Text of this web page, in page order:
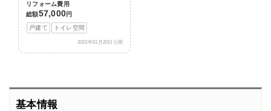
リフォーム費用
総額57,000円
戸建て
トイレ空間
2023年01月20日公開
基本情報